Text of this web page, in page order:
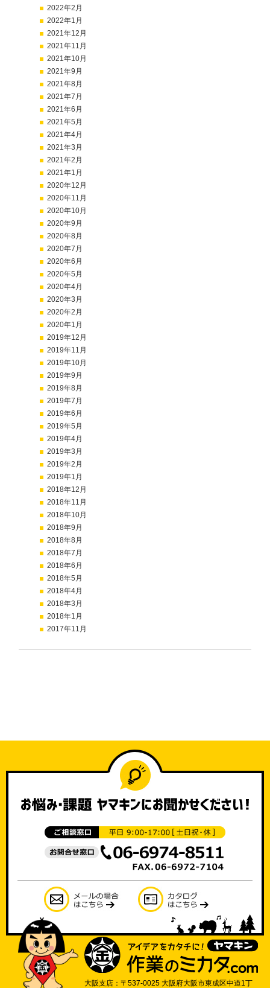
2022年2月
2022年1月
2021年12月
2021年11月
2021年10月
2021年9月
2021年8月
2021年7月
2021年6月
2021年5月
2021年4月
2021年3月
2021年2月
2021年1月
2020年12月
2020年11月
2020年10月
2020年9月
2020年8月
2020年7月
2020年6月
2020年5月
2020年4月
2020年3月
2020年2月
2020年1月
2019年12月
2019年11月
2019年10月
2019年9月
2019年8月
2019年7月
2019年6月
2019年5月
2019年4月
2019年3月
2019年2月
2019年1月
2018年12月
2018年11月
2018年10月
2018年9月
2018年8月
2018年7月
2018年6月
2018年5月
2018年4月
2018年3月
2018年1月
2017年11月
大阪支店：〒537-0025 大阪府大阪市東成区中道1丁